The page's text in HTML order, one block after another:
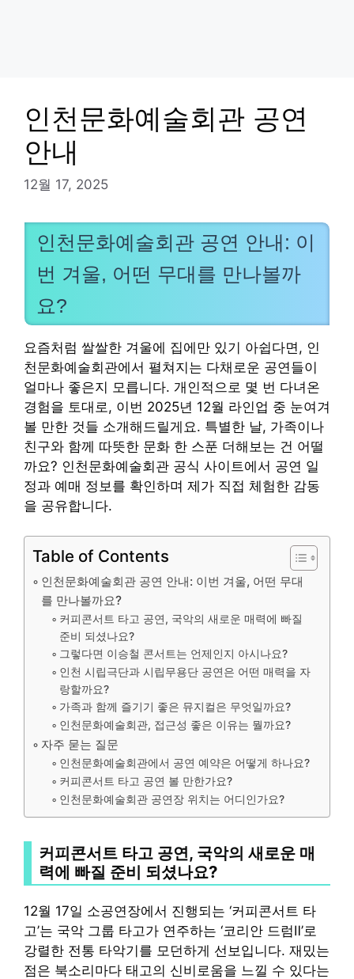
인천문화예술회관 공연
안내
12월 17, 2025
인천문화예술회관 공연 안내: 이
번 겨울, 어떤 무대를 만나볼까
요?
요즘처럼 쌀쌀한 겨울에 집에만 있기 아쉽다면, 인
천문화예술회관에서 펼쳐지는 다채로운 공연들이
얼마나 좋은지 모릅니다. 개인적으로 몇 번 다녀온
경험을 토대로, 이번 2025년 12월 라인업 중 눈여겨
볼 만한 것들 소개해드릴게요. 특별한 날, 가족이나
친구와 함께 따뜻한 문화 한 스푼 더해보는 건 어떨
까요? 인천문화예술회관 공식 사이트에서 공연 일
정과 예매 정보를 확인하며 제가 직접 체험한 감동
을 공유합니다.
Table of Contents
인천문화예술회관 공연 안내: 이번 겨울, 어떤 무대
를 만나볼까요?
커피콘서트 타고 공연, 국악의 새로운 매력에 빠질
준비 되셨나요?
그렇다면 이승철 콘서트는 언제인지 아시나요?
인천 시립극단과 시립무용단 공연은 어떤 매력을 자
랑할까요?
가족과 함께 즐기기 좋은 뮤지컬은 무엇일까요?
인천문화예술회관, 접근성 좋은 이유는 뭘까요?
자주 묻는 질문
인천문화예술회관에서 공연 예약은 어떻게 하나요?
커피콘서트 타고 공연 볼 만한가요?
인천문화예술회관 공연장 위치는 어디인가요?
커피콘서트 타고 공연, 국악의 새로운 매
력에 빠질 준비 되셨나요?
12월 17일 소공연장에서 진행되는 ‘커피콘서트 타
고’는 국악 그룹 타고가 연주하는 ‘코리안 드럼Ⅱ’로
강렬한 전통 타악기를 모던하게 선보입니다. 재밌는
점은 북소리마다 태고의 신비로움을 느낄 수 있다는